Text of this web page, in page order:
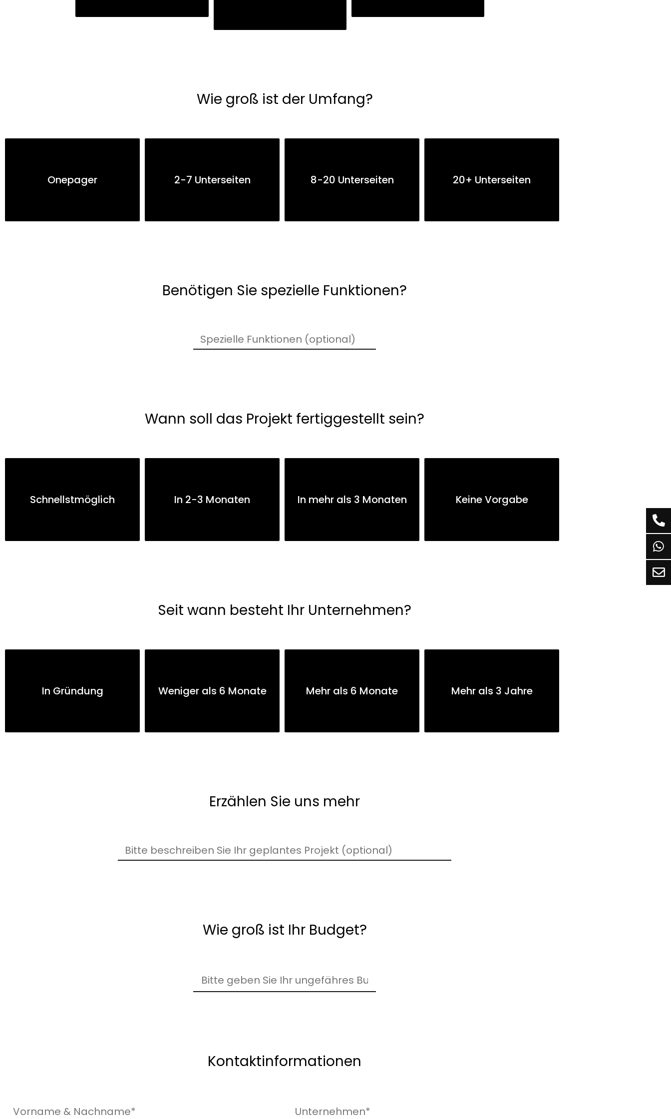
Wie groß ist der Umfang?
Onepager 2-7 Unterseiten 8-20 Unterseiten 20+ Unterseiten
Benötigen Sie spezielle Funktionen?
Wann soll das Projekt fertiggestellt sein?
Schnellstmöglich In 2-3 Monaten In mehr als 3 Monaten Keine Vorgabe
Seit wann besteht Ihr Unternehmen?
In Gründung Weniger als 6 Monate Mehr als 6 Monate Mehr als 3 Jahre
Erzählen Sie uns mehr
Wie groß ist Ihr Budget?
Kontaktinformationen